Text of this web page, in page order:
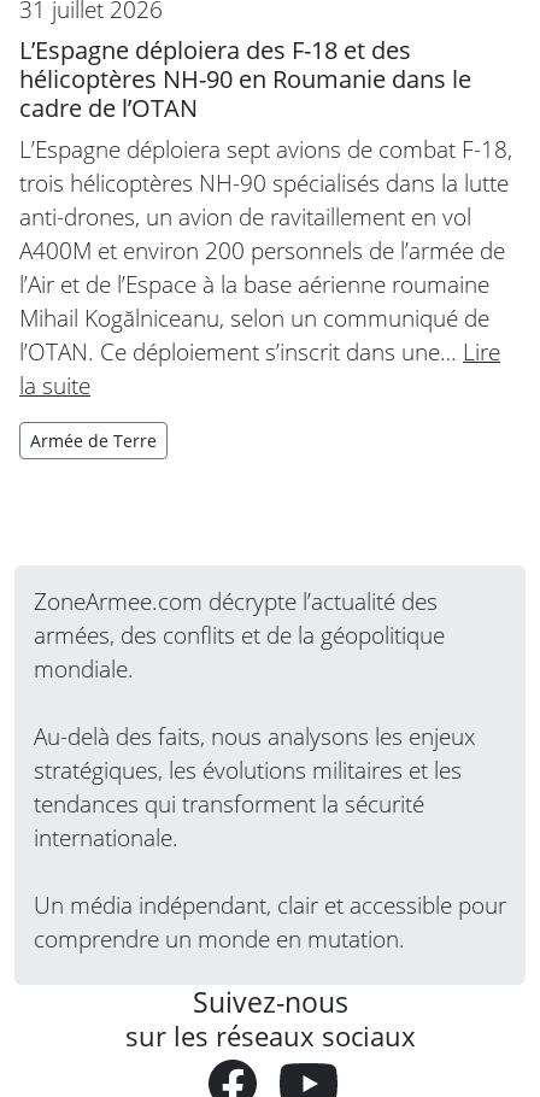
31 juillet 2026
L’Espagne déploiera des F-18 et des
hélicoptères NH-90 en Roumanie dans le
cadre de l’OTAN
L’Espagne déploiera sept avions de combat F-18,
trois hélicoptères NH-90 spécialisés dans la lutte
anti-drones, un avion de ravitaillement en vol
A400M et environ 200 personnels de l’armée de
l’Air et de l’Espace à la base aérienne roumaine
Mihail Kogălniceanu, selon un communiqué de
l’OTAN. Ce déploiement s’inscrit dans une… Lire
la suite
Armée de Terre
ZoneArmee.com décrypte l’actualité des
armées, des conflits et de la géopolitique
mondiale.
Au-delà des faits, nous analysons les enjeux
stratégiques, les évolutions militaires et les
tendances qui transforment la sécurité
internationale.
Un média indépendant, clair et accessible pour
comprendre un monde en mutation.
Suivez-nous
sur les réseaux sociaux